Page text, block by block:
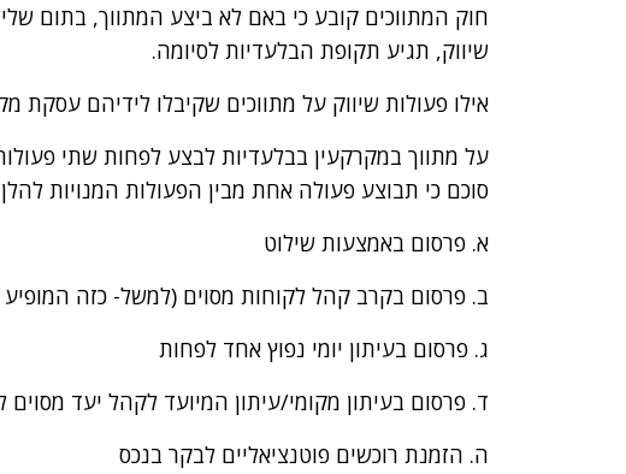
חוק המתווכים קובע כי באם לא ביצע המתווך, בתום
שיווק, תגיע תקופת הבלעדיות לסיומה.
אילו פעולות שיווק על מתווכים שקיבלו לידיהם עסקת
על מתווך במקרקעין בבלעדיות לבצע לפחות שתי
סוכם כי תבוצע פעולה אחת מבין הפעולות המנויות
א. פרסום באמצעות שילוט
ב. פרסום בקרב קהל לקוחות מסוים (למשל- כזה
ג. פרסום בעיתון יומי נפוץ אחד לפחות
ד. פרסום בעיתון מקומי/עיתון המיועד לקהל יעד
ה. הזמנת רוכשים פוטנציאליים לבקר בנכס